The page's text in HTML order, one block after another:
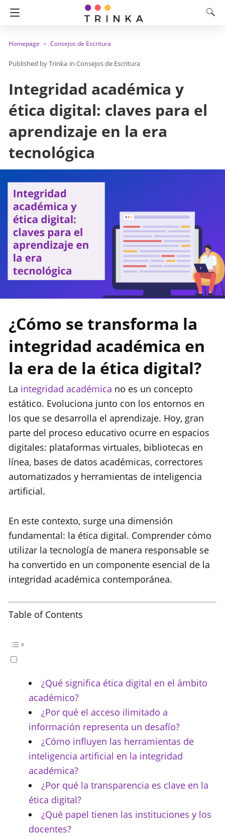
Homepage Consejos de Escritura
Trinka in Consejos de Escritura
Integridad académica y
ética digital: claves para el
aprendizaje en la era
tecnológica
¿Cómo se transforma la
integridad académica en
la era de la ética digital?
La integridad académica no es un concepto
estático. Evoluciona junto con los entornos en
los que se desarrolla el aprendizaje. Hoy, gran
parte del proceso educativo ocurre en espacios
digitales: plataformas virtuales, bibliotecas en
línea, bases de datos académicas, correctores
automatizados y herramientas de inteligencia
artificial.
En este contexto, surge una dimensión
fundamental: la ética digital. Comprender cómo
utilizar la tecnología de manera responsable se
ha convertido en un componente esencial de la
integridad académica contemporánea.
Table of Contents
¿Qué significa ética digital en el ámbito
académico?
¿Por qué el acceso ilimitado a
información representa un desafío?
¿Cómo influyen las herramientas de
inteligencia artificial en la integridad
académica?
¿Por qué la transparencia es clave en la
ética digital?
¿Qué papel tienen las instituciones y los
docentes?